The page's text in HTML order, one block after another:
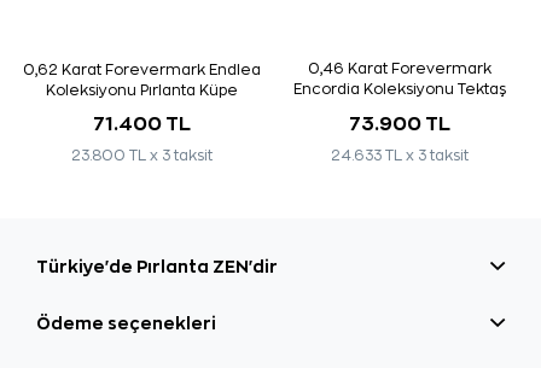
0,62 Karat Forevermark Endlea
Koleksiyonu Pırlanta Küpe
71.400 TL
23.800 TL x 3 taksit
0,46 Karat Forevermark
Encordia Koleksiyonu Tektaş
73.900 TL
24.633 TL x 3 taksit
Türkiye'de Pırlanta ZEN'dir
Ödeme seçenekleri